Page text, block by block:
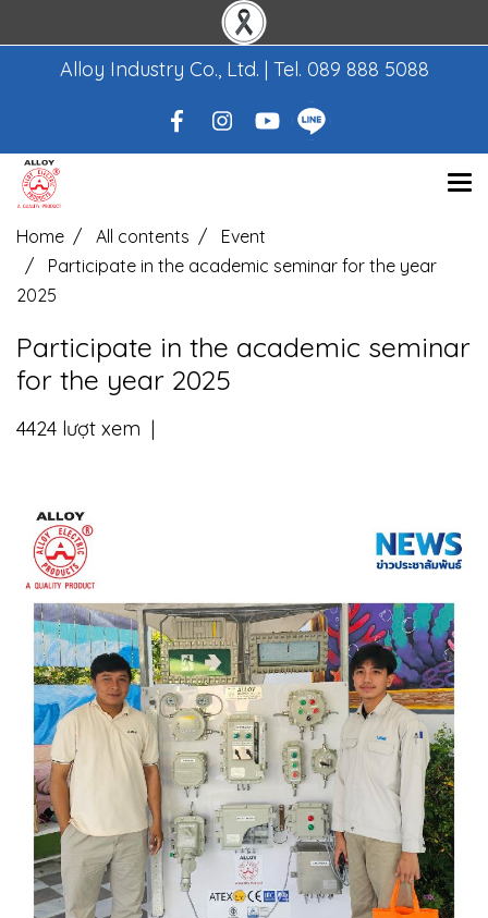
Alloy Industry Co., Ltd. | Tel. 089 888 5088
Home All contents
Event
Participate in the academic seminar for the year
2025
Participate in the academic seminar
for the year 2025
4424 lượt xem |